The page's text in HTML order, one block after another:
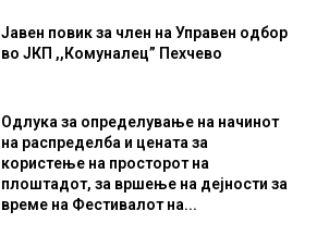
Јавен повик за член на Управен одбор
во ЈКП ,,Комуналец” Пехчево
Одлука за определување на начинот
на распределба и цената за
користење на просторот на
плоштадот, за вршење на дејности за
време на Фестивалот на...